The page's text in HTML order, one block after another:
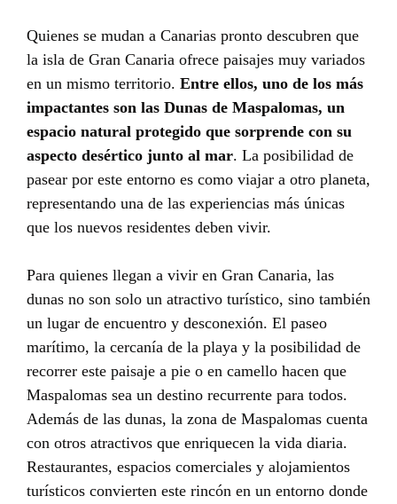
Quienes se mudan a Canarias pronto descubren que
la isla de Gran Canaria ofrece paisajes muy variados
en un mismo territorio. Entre ellos, uno de los más
impactantes son las Dunas de Maspalomas, un
espacio natural protegido que sorprende con su
aspecto desértico junto al mar. La posibilidad de
pasear por este entorno es como viajar a otro planeta,
representando una de las experiencias más únicas
que los nuevos residentes deben vivir.
Para quienes llegan a vivir en Gran Canaria, las
dunas no son solo un atractivo turístico, sino también
un lugar de encuentro y desconexión. El paseo
marítimo, la cercanía de la playa y la posibilidad de
recorrer este paisaje a pie o en camello hacen que
Maspalomas sea un destino recurrente para todos.
Además de las dunas, la zona de Maspalomas cuenta
con otros atractivos que enriquecen la vida diaria.
Restaurantes, espacios comerciales y alojamientos
turísticos convierten este rincón en un entorno donde